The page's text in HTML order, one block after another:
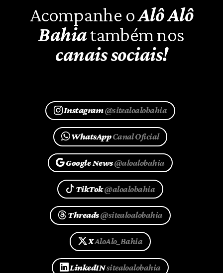
Acompanhe oAlô Alô
Bahiatambém nos
canais sociais!
Instagram@sitealoalobahia
WhatsAppCanal Oficial
Google News@aloalobahia
TikTok@aloalobahia
Threads@sitealoalobahia
XAloAlo_Bahia
LinkedINsitealoalobahia